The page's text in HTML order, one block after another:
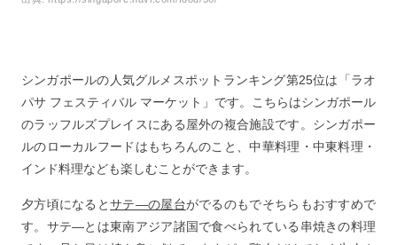
シンガポールの人気グルメスポットランキング第25位は「ラオ
パサ フェスティバル マーケット」です。こちらはシンガポール
のラッフルズプレイスにある屋外の複合施設です。シンガポー
ルのローカルフードはもちろんのこと、中華料理・中東料理・
インド料理なども楽しむことができます。
夕方頃になるとサテ―の屋台がでるのもでそちらもおすすめで
す。サテ―とは東南アジア諸国で食べられている串焼きの料理